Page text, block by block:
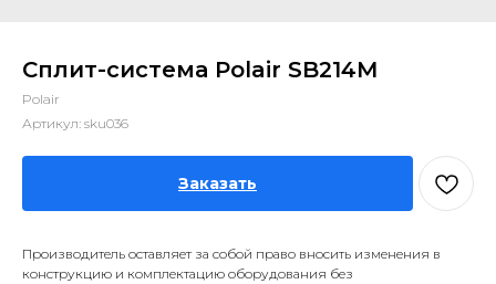
Сплит-система Polair SB214M
Polair
Артикул: sku036
Заказать
Производитель оставляет за собой право вносить изменения в
конструкцию и комплектацию оборудования без